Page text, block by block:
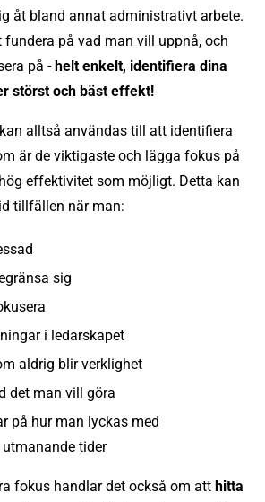
åt bland annat administrativt arbete.
fundera på vad man vill uppnå, och
på -helt enkelt, identifiera dina
störst och bäst effekt!
alltså användas till att identifiera
är de viktigaste och lägga fokus på
effektivitet som möjligt. Detta kan
tillfällen när man:
sig
i ledarskapet
aldrig blir verklighet
det man vill göra
på hur man lyckas med
tider
fokus handlar det också om atthitta